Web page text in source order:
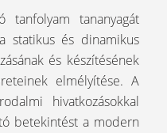
tanfolyam tananyagát
statikus és dinamikus
és készítésének
elmélyítése. A
hivatkozásokkal
betekintést a modern